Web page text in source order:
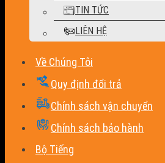
TIN TỨC
LIÊN HỆ
Về Chúng Tôi
Quy định đổi trả
Chính sách vận chuyển
Chính sách bảo hành
Bộ Tiếng